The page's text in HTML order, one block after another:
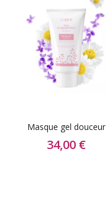
Masque gel douceur
34,00 €